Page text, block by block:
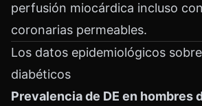
perfusión miocárdica incluso
coronarias permeables.
Los datos epidemiológicos
diabéticos
Prevalencia de DE en hombres